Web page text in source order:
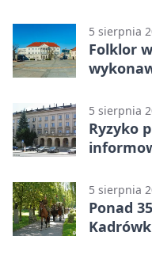
5 sierpnia
Folklor
5 sierpnia
Ryzyko
5 sierpnia
Ponad